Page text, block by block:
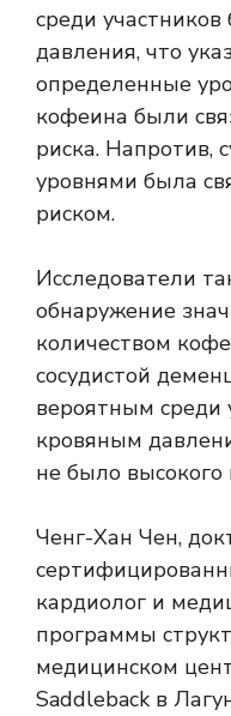
среди участников
давления, что
определенные
кофеина были
риска. Напротив,
уровнями была
риском.
Исследователи
обнаружение
количеством
сосудистой
вероятным среди
кровяным
не было высокого
Ченг-Хан Чен,
кардиолог и
программы
медицинском
Saddleback в